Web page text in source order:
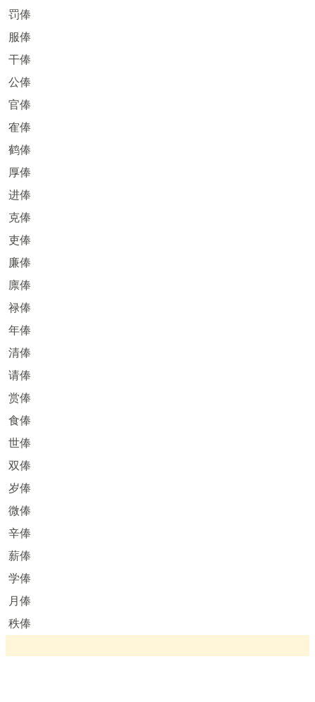
罚俸
服俸
干俸
公俸
官俸
隺俸
鹤俸
厚俸
进俸
克俸
吏俸
廉俸
廪俸
禄俸
年俸
清俸
请俸
赏俸
食俸
世俸
双俸
岁俸
微俸
辛俸
薪俸
学俸
月俸
秩俸